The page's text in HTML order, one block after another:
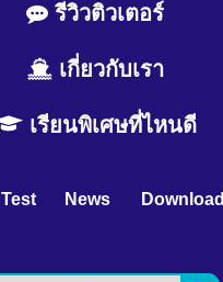
รีวิวติวเตอร์
เกี่ยวกับเรา
เรียนพิเศษที่ไหนดี
Test News Download